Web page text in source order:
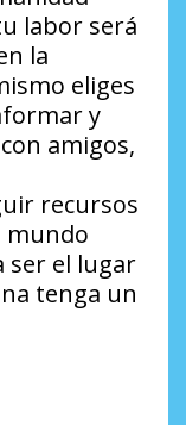
labor será
la
eliges
y
amigos,
recursos
mundo
ser el lugar
tenga un